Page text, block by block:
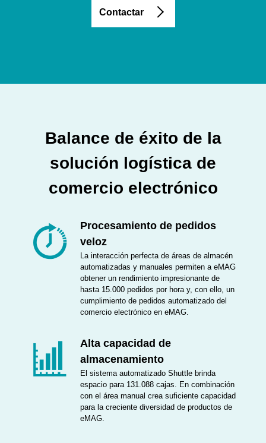
Contactar
Balance de éxito de la
solución logística de
comercio electrónico
Procesamiento de pedidos
veloz
La interacción perfecta de áreas de almacén
automatizadas y manuales permiten a eMAG
obtener un rendimiento impresionante de
hasta 15.000 pedidos por hora y, con ello, un
cumplimiento de pedidos automatizado del
comercio electrónico en eMAG.
Alta capacidad de
almacenamiento
El sistema automatizado Shuttle brinda
espacio para 131.088 cajas. En combinación
con el área manual crea suficiente capacidad
para la creciente diversidad de productos de
eMAG.